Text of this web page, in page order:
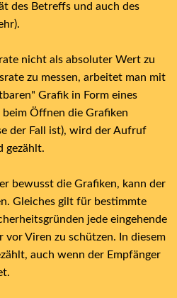
des Betreffs und auch des
nicht als absoluter Wert zu
zu messen, arbeitet man mit
Grafik in Form eines
Öffnen die Grafiken
der Fall ist), wird der Aufruf
gezählt.
bewusst die Grafiken, kann der
Gleiches gilt für bestimmte
jede eingehende
Viren zu schützen. In diesem
auch wenn der Empfänger